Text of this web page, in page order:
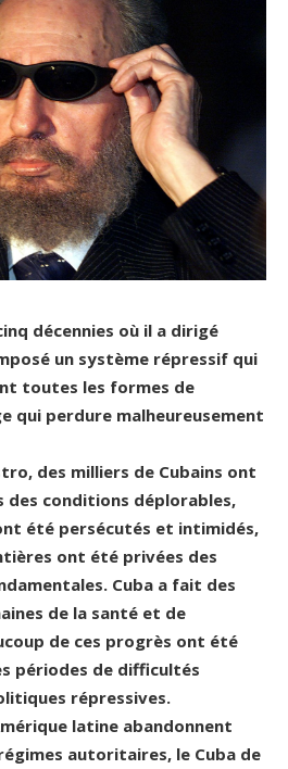
décennies où il a dirigé
un système répressif qui
toutes les formes de
qui perdure malheureusement
des milliers de Cubains ont
des conditions déplorables,
été persécutés et intimidés,
ont été privées des
Cuba a fait des
de la santé et de
de ces progrès ont été
périodes de difficultés
répressives.
latine abandonnent
autoritaires, le Cuba de